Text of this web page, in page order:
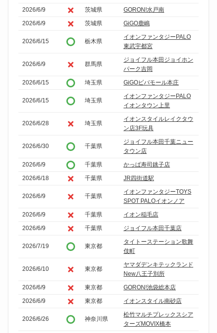
り
込
2026/6/9
茨城県
GORON!水戸南
2026/6/9
茨城県 GiGO鹿嶋
2026/6/15 栃木県
イオンファンタジーPALO
東武宇都宮
2026/6/9 群馬県
ジョイフル本田ジョイホン
パーク吉岡
2026/6/15
埼玉県 GiGOビバモール本庄
2026/6/15 埼玉県
イオンファンタジーPALO
イオンタウン上里
2026/6/28 埼玉県
イオンスタイルレイクタウ
ン店3F玩具
2026/6/30 千葉県
ジョイフル本田千葉ニュー
タウン店
2026/6/9
千葉県
かっぱ寿司銚子店
2026/6/18
千葉県 JR四街道駅
2026/6/9 千葉県
イオンファンタジーTOYS
SPOT PALOイオンノア
2026/6/9
千葉県
イオン稲毛店
2026/6/9
千葉県 ジョイフル本田千葉店
2026/7/19 東京都
タイトーステーション歌舞
伎町
2026/6/10 東京都
ヤマダデンキテックランド
New八王子別所
2026/6/9
東京都
GORON!池袋総本店
2026/6/9
東京都 イオンスタイル南砂店
2026/6/26 神奈川県
松竹マルチプレックスシア
ターズMOVIX橋本